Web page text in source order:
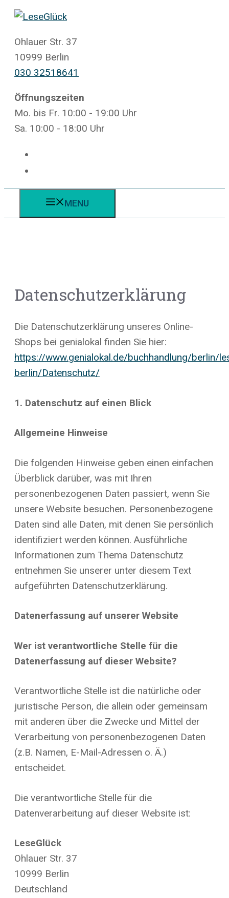
Zum
springen
Ohlauer Str. 37
10999 Berlin
030 32518641
Öffnungszeiten
Mo. bis Fr. 10:00 - 19:00 Uhr
Sa. 10:00 - 18:00 Uhr
MENU
Datenschutzerklärung
Die Datenschutzerklärung unseres Online-
Shops bei genialokal finden Sie hier:
https://www.genialokal.de/buchhandlung/berlin/
berlin/Datenschutz/
1. Datenschutz auf einen Blick
Allgemeine Hinweise
Die folgenden Hinweise geben einen einfachen
Überblick darüber, was mit Ihren
personenbezogenen Daten passiert, wenn Sie
unsere Website besuchen. Personenbezogene
Daten sind alle Daten, mit denen Sie persönlich
identifiziert werden können. Ausführliche
Informationen zum Thema Datenschutz
entnehmen Sie unserer unter diesem Text
aufgeführten Datenschutzerklärung.
Datenerfassung auf unserer Website
Wer ist verantwortliche Stelle für die
Datenerfassung auf dieser Website?
Verantwortliche Stelle ist die natürliche oder
juristische Person, die allein oder gemeinsam
mit anderen über die Zwecke und Mittel der
Verarbeitung von personenbezogenen Daten
(z.B. Namen, E-Mail-Adressen o. Ä.)
entscheidet.
Die verantwortliche Stelle für die
Datenverarbeitung auf dieser Website ist:
LeseGlück
Ohlauer Str. 37
10999 Berlin
Deutschland